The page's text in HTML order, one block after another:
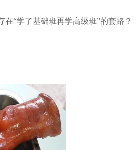
“学了基础班再学高级班”的套路？